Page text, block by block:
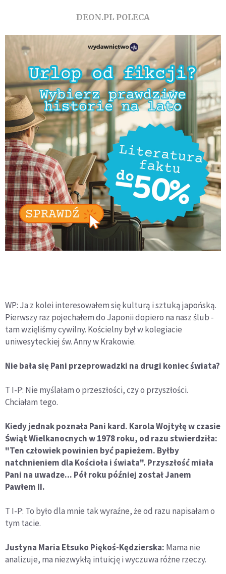
DEON.PL POLECA
WP: Ja z kolei interesowałem się kulturą i sztuką japońską.
Pierwszy raz pojechałem do Japonii dopiero na nasz ślub -
tam wzięliśmy cywilny. Kościelny był w kolegiacie
uniwesyteckiej św. Anny w Krakowie.
Nie bała się Pani przeprowadzki na drugi koniec świata?
T I-P: Nie myślałam o przeszłości, czy o przyszłości.
Chciałam tego.
Kiedy jednak poznała Pani kard. Karola Wojtyłę w czasie
Świąt Wielkanocnych w 1978 roku, od razu stwierdziła:
"Ten człowiek powinien być papieżem. Byłby
natchnieniem dla Kościoła i świata". Przyszłość miała
Pani na uwadze... Pół roku później został Janem
Pawłem II.
T I-P: To było dla mnie tak wyraźne, że od razu napisałam o
tym tacie.
Justyna Maria Etsuko Piękoś-Kędzierska: Mama nie
analizuje, ma niezwykłą intuicję i wyczuwa różne rzeczy.